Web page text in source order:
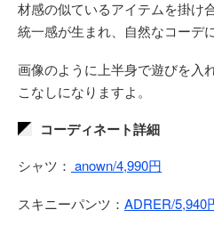
材感の似ているアイテムを掛け
統一感が生まれ、自然なコーデ
画像のように上半身で遊びを入
こなしになりますよ。
コーディネート詳細
シャツ： anown/4,990円
スキニーパンツ： ADRER/5,940